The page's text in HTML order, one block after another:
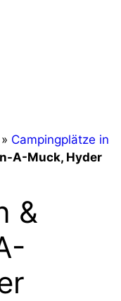
» Campingplätze in
A-Muck, Hyder
&